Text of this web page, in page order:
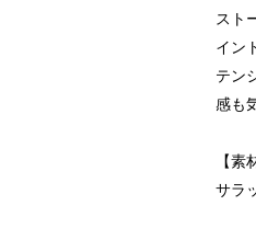
スト
イン
テン
感も
【素
サラ